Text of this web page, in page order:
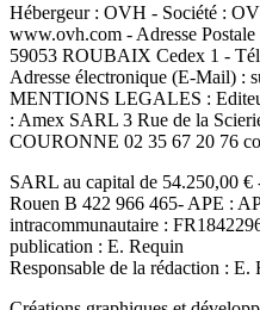
Hébergeur : OVH - Société :
www.ovh.com - Adresse
59053 ROUBAIX Cedex 1 -
Adresse électronique (E-Mail) :
MENTIONS LEGALES :
: Amex SARL 3 Rue de la
COURONNE 02 35 67 20 76
SARL au capital de 54.250,00
Rouen B 422 966 465- APE :
intracommunautaire :
publication : E. Requin
Responsable de la rédaction : E.